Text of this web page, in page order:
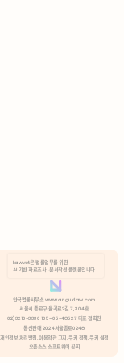
분석 쿠키 허용
Lawvot은 법률업무를 위한
AI 기반 자료조사 · 문서작성 플랫폼입니다.
안국법률사무소 www.anguklaw.com
서울시 종로구 율곡로2길 7, 304호
02)3210-3330 105-05-48527 대표 정희찬
통신판매 2024서울종로0248
개인정보 처리방침, 이용약관 고지, 쿠키 정책, 쿠키 설정
오픈소스 소프트웨어 공지